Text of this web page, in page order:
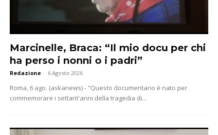
Marcinelle, Braca: “Il mio docu per chi
ha perso i nonni o i padri”
Redazione - 6 Agosto 2026
Roma, 6 ago. (askanews) - "Questo documentario è nato per
commemorare i settant'anni della tragedia di...